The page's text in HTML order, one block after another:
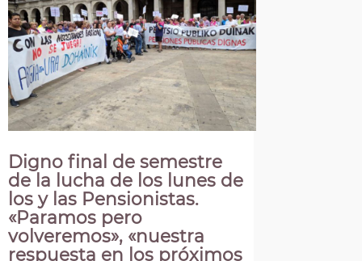
Digno final de semestre
de la lucha de los lunes de
los y las Pensionistas.
«Paramos pero
volveremos», «nuestra
respuesta en los próximos